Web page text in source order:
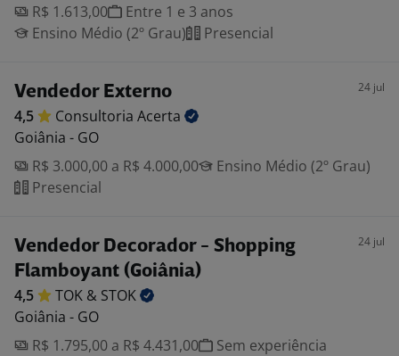
R$ 1.613,00
Entre 1 e 3 anos
Ensino Médio (2º Grau)
Presencial
Vendedor Externo 24 jul
4,5 Consultoria Acerta
Goiânia - GO
R$ 3.000,00 a R$ 4.000,00
Ensino Médio (2º Grau)
Presencial
Vendedor Decorador - Shopping
Flamboyant (Goiânia)
24 jul
4,5 TOK & STOK
Goiânia - GO
R$ 1.795,00 a R$ 4.431,00
Sem experiência